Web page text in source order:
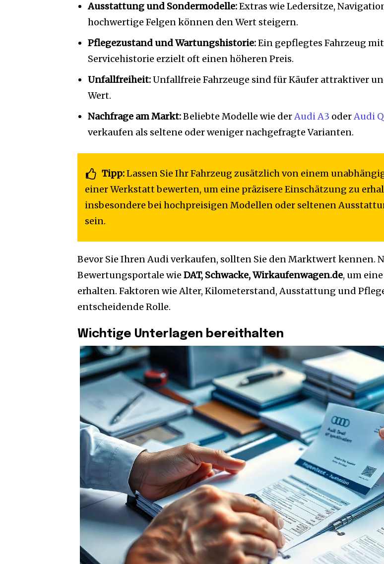
Ausstattung und Sondermodelle:Extras wie Ledersitze,
hochwertige Felgen können den Wert steigern.
Pflegezustand und Wartungshistorie:Ein gepflegtes Fahrzeug
Servicehistorie erzielt oft einen höheren Preis.
Unfallfreiheit:Unfallfreie Fahrzeuge sind für Käufer attraktiver
Wert.
Nachfrage am Markt:Beliebte Modelle wie derAudi A3 oderAudi
verkaufen als seltene oder weniger nachgefragte Varianten.
Tipp:Lassen Sie Ihr Fahrzeug zusätzlich von einem
einer Werkstatt bewerten, um eine präzisere Einschätzung zu
insbesondere bei hochpreisigen Modellen oder seltenen
sein.
Bevor Sie Ihren Audi verkaufen, sollten Sie den Marktwert kennen.
Bewertungsportale wie DAT, Schwacke, Wirkaufenwagen.de, um
erhalten. Faktoren wie Alter, Kilometerstand, Ausstattung und
entscheidende Rolle.
Wichtige Unterlagen bereithalten